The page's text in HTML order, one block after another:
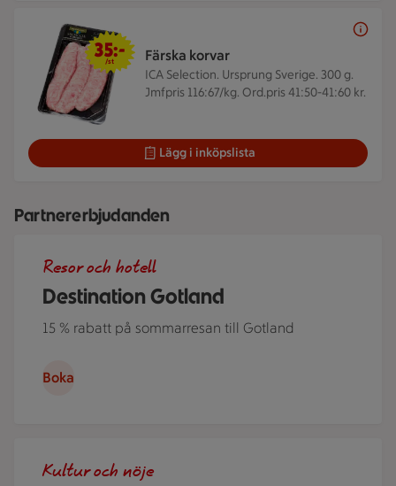
Färska korvar
ICA Selection. Ursprung Sverige. 300 g.
Jmfpris 116:67/kg. Ord.pris 41:50-41:60 kr.
35 kr/st
35:-
/st
Lägg i inköpslista
Partnererbjudanden
Destination Gotland
Resor och hotell
15 % rabatt på sommarresan till Gotland
Boka
Kultur och nöje